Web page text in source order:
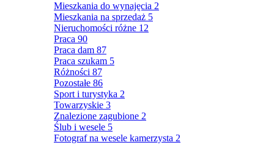
Mieszkania do wynajęcia 2
Mieszkania na sprzedaż 5
Nieruchomości różne 12
Praca 90
Praca dam 87
Praca szukam 5
Różności 87
Pozostałe 86
Sport i turystyka 2
Towarzyskie 3
Znalezione zagubione 2
Ślub i wesele 5
Fotograf na wesele kamerzysta 2